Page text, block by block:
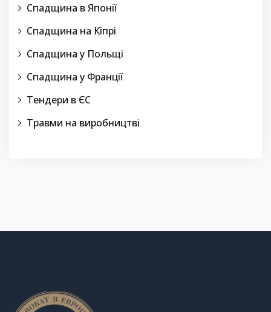
Спадщина в Японії
Спадщина на Кіпрі
Спадщина у Польщі
Спадщина у Франції
Тендери в ЄС
Травми на виробництві